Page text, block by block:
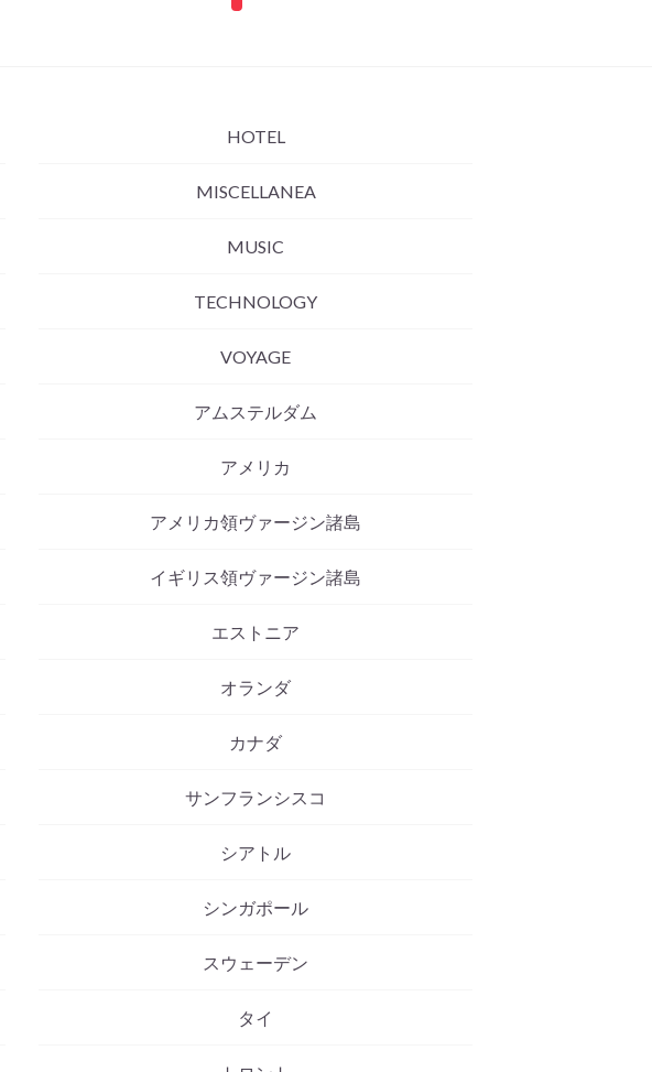
HOTEL
MISCELLANEA
MUSIC
TECHNOLOGY
VOYAGE
アムステルダム
アメリカ
アメリカ領ヴァージン諸島
イギリス領ヴァージン諸島
エストニア
オランダ
カナダ
サンフランシスコ
シアトル
シンガポール
スウェーデン
タイ